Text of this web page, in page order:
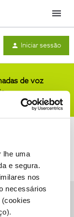
lhe uma
e segura.
nos
necessários
Menu
Iniciar sessão
de voz
statement